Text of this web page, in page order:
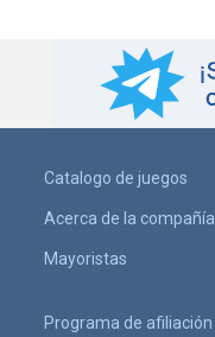
Catalogo de juegos
Acerca de la compañía
Mayoristas
Programa de afiliación